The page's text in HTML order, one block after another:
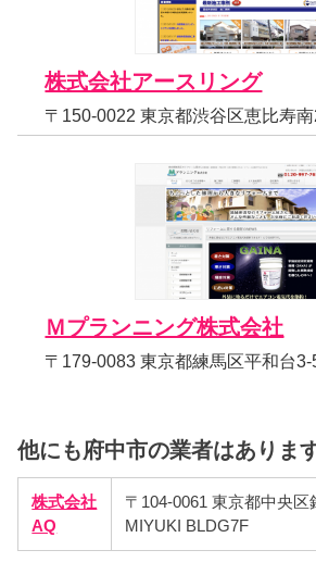
株式会社アースリング
〒150-0022 東京都渋谷区恵比寿
Ｍプランニング株式会社
〒179-0083 東京都練馬区平和台3-
他にも府中市の業者はありま
株式会社
AQ
〒104-0061 東京都中央区
MIYUKI BLDG7F